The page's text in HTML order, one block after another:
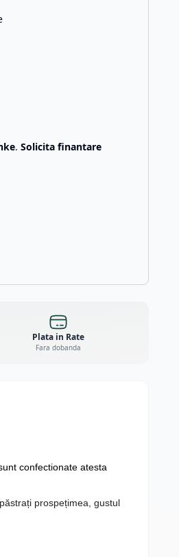
. Solicita finantare
Plata in Rate
Fara dobanda
confectionate atesta
prospețimea, gustul